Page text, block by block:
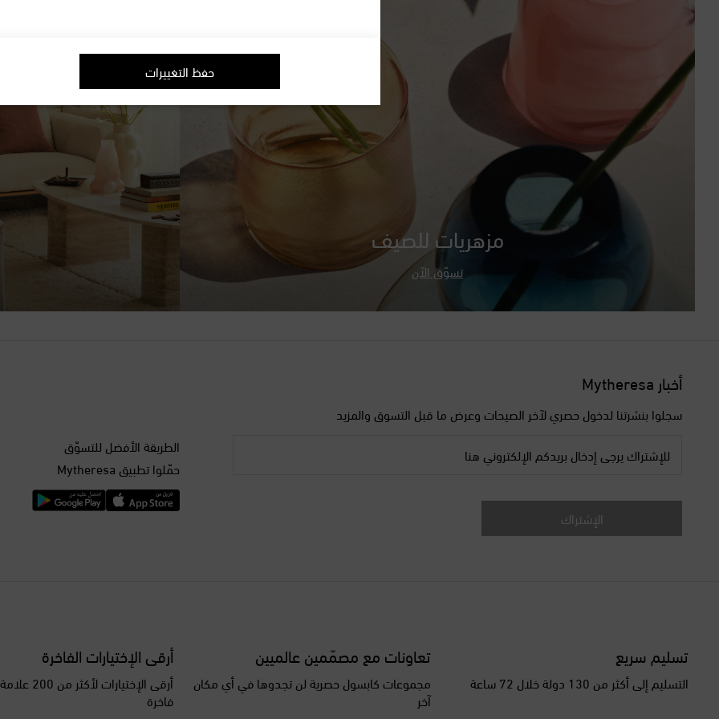
مزهريات للصيف
تسوّق الآن
أخبار Mytheresa
سجلوا بنشرتنا لدخول حصري لآخر الصيحات وعرض ما قبل التسوق والمزيد
للإشتراك يرجى إدخال بريدكم الإلكتروني هنا
الإشتراك
الطريقة الأفضل للتسوّق
حمّلوا تطبيق Mytheresa
تسليم سريع
التسليم إلى أكثر من 130 دولة خلال 72 ساعة
تعاونات مع مصمّمين عالميين
مجموعات كابسول حصرية لن تجدوها في أي مكان
آخر
أرقى الإختيارات الفاخرة
أرقى
فاخرة
حفظ التغييرات